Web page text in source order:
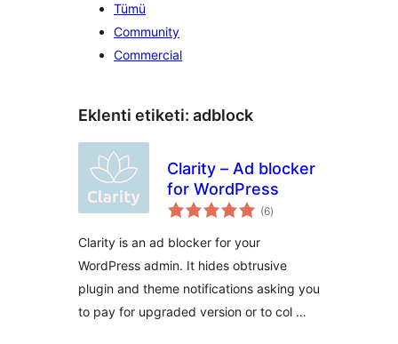
Tümü
Community
Commercial
Eklenti etiketi: adblock
Clarity – Ad blocker
for WordPress
(6toplam
puan
)
Clarity is an ad blocker for your
WordPress admin. It hides obtrusive
plugin and theme notifications asking you
to pay for upgraded version or to col …